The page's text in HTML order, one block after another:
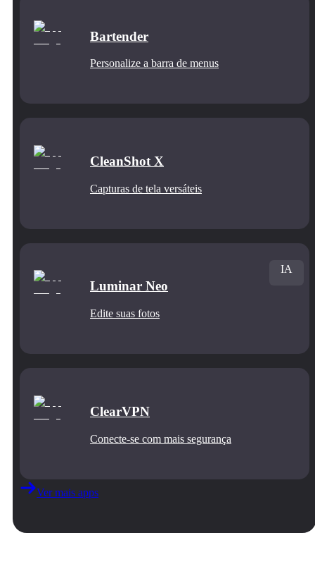
Bartender
Personalize a barra de menus
CleanShot X
Capturas de tela versáteis
Luminar Neo
Edite suas fotos
IA
ClearVPN
Conecte‑se com mais segurança
Ver mais apps